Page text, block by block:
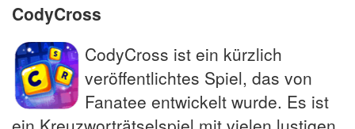
CodyCross
CodyCross ist ein kürzlich
veröffentlichtes Spiel, das von
Fanatee entwickelt wurde. Es ist